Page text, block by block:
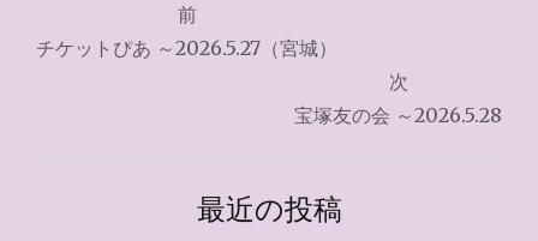
稿
前
チケットぴあ ～2026.5.27（宮城）
次
宝塚友の会 ～2026.5.28
最近の投稿